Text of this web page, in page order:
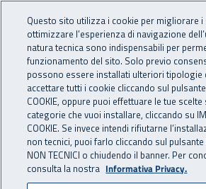
INAIL - Istituto
Navigazione
Navigazione - Ti trovi in:
Home Inail comunica Eventi
22 dicembre 2020
Questo sito utilizza i cookie per migliorare i
ottimizzare l’esperienza di navigazione
natura tecnica sono indispensabili per
funzionamento del sito. Solo previo
possono essere installati ulteriori tipologie
accettare tutti i cookie cliccando sul pulsante
COOKIE, oppure puoi effettuare le tue
categorie che vuoi installare, cliccando su
COOKIE. Se invece intendi rifiutarne
non tecnici, puoi farlo cliccando sul pulsante
NON TECNICI o chiudendo il banner. Per
consulta la nostra Informativa Privacy.